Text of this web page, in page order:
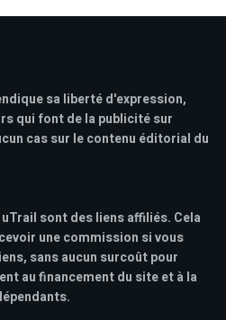
sa liberté d'expression,
qui font de la publicité sur
cas sur le contenu éditorial du
sont des liens affiliés. Cela
une commission si vous
sans aucun surcoût pour
au financement du site et à la